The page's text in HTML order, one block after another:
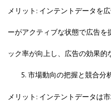
メリット: インテントデータを
ーがアクティブな状態で広告を
ック率が向上し、広告の効果的
市場動向の把握と競合分
メリット: インテントデータは